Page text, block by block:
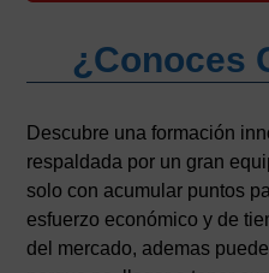
¿Conoces
Descubre una formación
respaldada por un gran
solo con acumular puntos
esfuerzo económico y de
del mercado, ademas